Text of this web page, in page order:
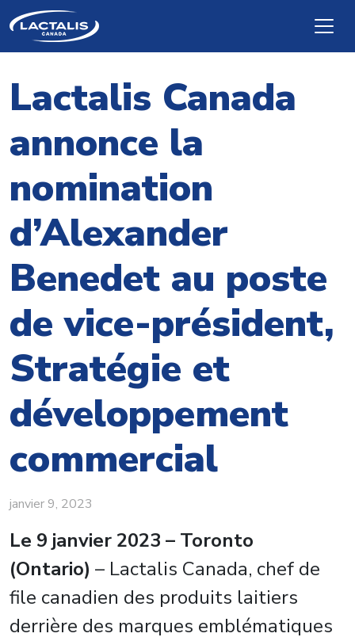
Skip to main content
Lactalis Canada
annonce la
nomination
d’Alexander
Benedet au poste
de vice-président,
Stratégie et
développement
commercial
janvier 9, 2023
Le 9 janvier 2023 – Toronto
(Ontario) – Lactalis Canada, chef de
file canadien des produits laitiers
derrière des marques emblématiques